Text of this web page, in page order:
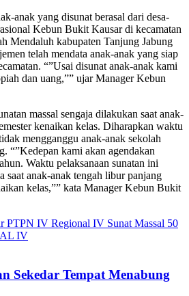
anak yang disunat berasal dari desa-
Kebun Bukit Kausar di kecamatan
Mendaluh kabupaten Tanjung Jabung
telah mendata anak-anak yang siap
“”Usai disunat anak-anak kami
dan uang,”” ujar Manager Kebun
massal sengaja dilakukan saat anak-
kenaikan kelas. Diharapkan waktu
mengganggu anak-anak sekolah
“”Kedepan kami akan agendakan
Waktu pelaksanaan sunatan ini
saat anak-anak tengah libur panjang
kelas,”” kata Manager Kebun Bukit
PTPN IV Regional IV Sunat Massal 50
IV
Sekedar Tempat Menabung